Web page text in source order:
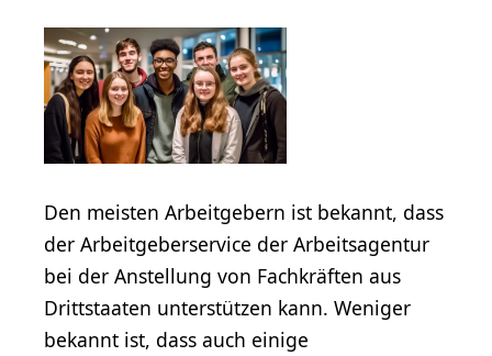
Den meisten Arbeitgebern ist bekannt, dass
der Arbeitgeberservice der Arbeitsagentur
bei der Anstellung von Fachkräften aus
Drittstaaten unterstützen kann. Weniger
bekannt ist, dass auch einige